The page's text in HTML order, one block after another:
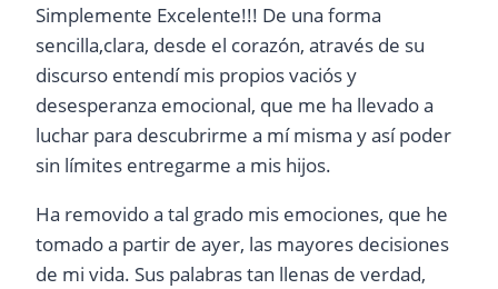
Simplemente Excelente!!! De una forma
sencilla,clara, desde el corazón, através de su
discurso entendí mis propios vaciós y
desesperanza emocional, que me ha llevado a
luchar para descubrirme a mí misma y así poder
sin límites entregarme a mis hijos.
Ha removido a tal grado mis emociones, que he
tomado a partir de ayer, las mayores decisiones
de mi vida. Sus palabras tan llenas de verdad,